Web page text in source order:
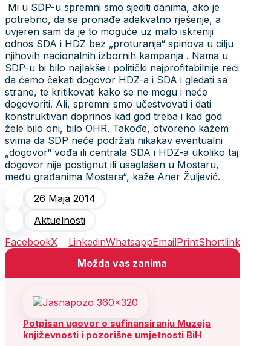
Mi u SDP-u spremni smo sjediti danima, ako je
potrebno, da se pronađe adekvatno rješenje, a
uvjeren sam da je to moguće uz malo iskreniji
odnos SDA i HDZ bez „proturanja“ spinova u cilju
njihovih nacionalnih izbornih kampanja . Nama u
SDP-u bi bilo najlakše i politički najprofitabilnije reći
da ćemo čekati dogovor HDZ-a i SDA i gledati sa
strane, te kritikovati kako se ne mogu i neće
dogovoriti. Ali, spremni smo učestvovati i dati
konstruktivan doprinos kad god treba i kad god
žele bilo oni, bilo OHR. Takođe, otvoreno kažem
svima da SDP neće podržati nikakav eventualni
„dogovor“ vođa ili centrala SDA i HDZ-a ukoliko taj
dogovor nije postignut ili usaglašen u Mostaru,
među građanima Mostara“, kaže Aner Žuljević.
26 Maja 2014
Aktuelnosti
FacebookX LinkedinWhatsappEmailPrintShortlink
Možda vas zanima
Potpisan ugovor o sufinansiranju Muzeja
književnosti i pozorišne umjetnosti BiH